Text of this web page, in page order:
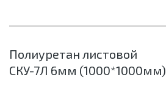
Полиуретан листовой
СКУ-7Л 6мм (1000*1000мм)